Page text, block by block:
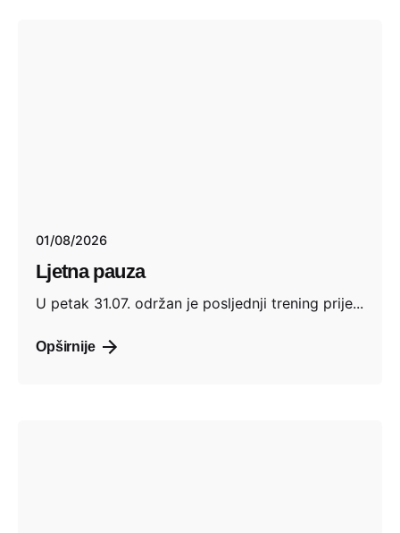
01/08/2026
Ljetna pauza
U petak 31.07. održan je posljednji trening prije...
Opširnije